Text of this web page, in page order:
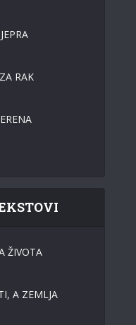
RAK
ŽIVOTA
A ZEMLJA